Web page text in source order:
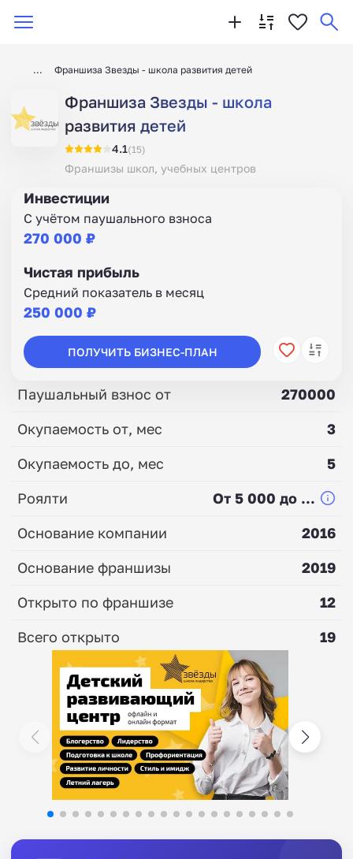
Франшиза Звезды - школа развития детей
Франшиза Звезды - школа
развития детей
4.1(15)
Франшизы школ, учебных центров
Инвестиции
С учётом паушального взноса
270 000 ₽
Чистая прибыль
Средний показатель в месяц
250 000 ₽
ПОЛУЧИТЬ БИЗНЕС-ПЛАН
Паушальный взнос от
270000
Окупаемость от, мес
3
Окупаемость до, мес
5
Роялти
От 5 000 до ...
Основание компании
2016
Основание франшизы
2019
Открыто по франшизе
12
Всего открыто
19